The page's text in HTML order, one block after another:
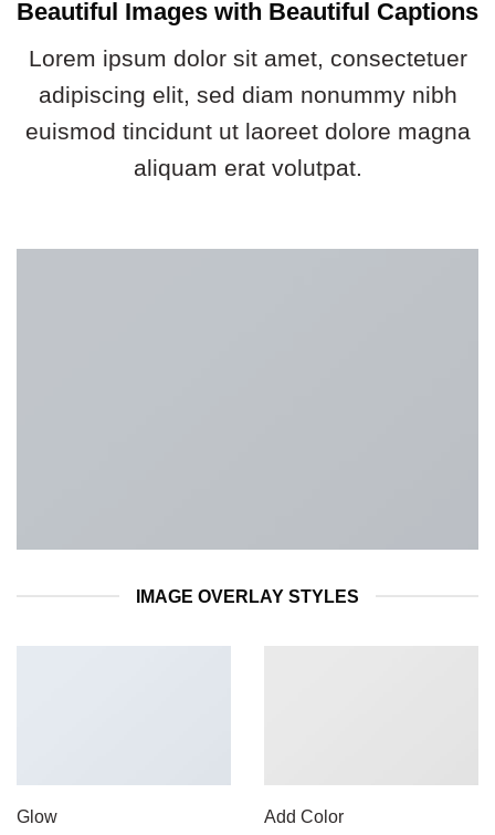
Beautiful Images with Beautiful Captions
Lorem ipsum dolor sit amet, consectetuer
adipiscing elit, sed diam nonummy nibh
euismod tincidunt ut laoreet dolore magna
aliquam erat volutpat.
IMAGE OVERLAY STYLES
Glow Add Color